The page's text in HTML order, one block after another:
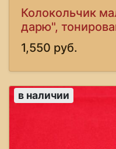
Колокольчик
дарю",
1,550 руб.
в наличии